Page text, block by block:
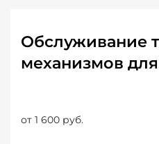
Обслуживание
механизмов
от 1 600 руб.